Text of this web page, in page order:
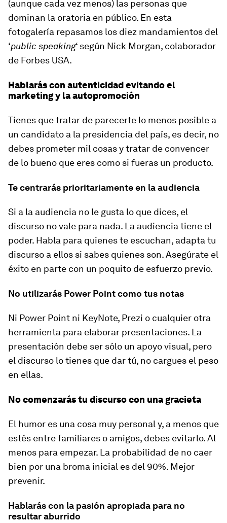
(aunque cada vez menos) las personas que
dominan la oratoria en público. En esta
fotogalería repasamos los diez mandamientos del
‘public speaking‘ según Nick Morgan, colaborador
de Forbes USA.
Hablarás con autenticidad evitando el
marketing y la autopromoción
Tienes que tratar de parecerte lo menos posible a
un candidato a la presidencia del país, es decir, no
debes prometer mil cosas y tratar de convencer
de lo bueno que eres como si fueras un producto.
Te centrarás prioritariamente en la audiencia
Si a la audiencia no le gusta lo que dices, el
discurso no vale para nada. La audiencia tiene el
poder. Habla para quienes te escuchan, adapta tu
discurso a ellos si sabes quienes son. Asegúrate el
éxito en parte con un poquito de esfuerzo previo.
No utilizarás Power Point como tus notas
Ni Power Point ni KeyNote, Prezi o cualquier otra
herramienta para elaborar presentaciones. La
presentación debe ser sólo un apoyo visual, pero
el discurso lo tienes que dar tú, no cargues el peso
en ellas.
No comenzarás tu discurso con una gracieta
El humor es una cosa muy personal y, a menos que
estés entre familiares o amigos, debes evitarlo. Al
menos para empezar. La probabilidad de no caer
bien por una broma inicial es del 90%. Mejor
prevenir.
Hablarás con la pasión apropiada para no
resultar aburrido